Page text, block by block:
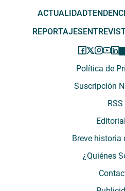
ACTUALIDAD
REPORTAJES
Política de
Suscripción
RSS
Breve historia
¿Quiénes